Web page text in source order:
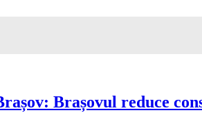
Brașovul reduce